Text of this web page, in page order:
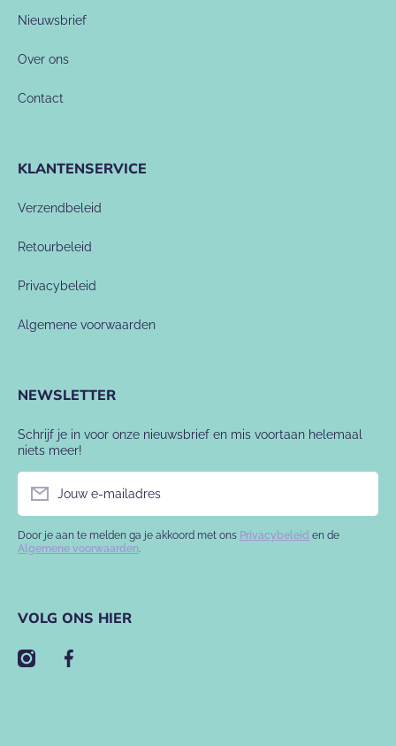
Nieuwsbrief
Over ons
Contact
KLANTENSERVICE
Verzendbeleid
Retourbeleid
Privacybeleid
Algemene voorwaarden
NEWSLETTER
Schrijf je in voor onze nieuwsbrief en mis voortaan helemaal
niets meer!
Jouw e-mailadres
Door je aan te melden ga je akkoord met ons Privacybeleid en de
Algemene voorwaarden.
VOLG ONS HIER
instagramcom/babyslofje/
facebookcom/babyslofje